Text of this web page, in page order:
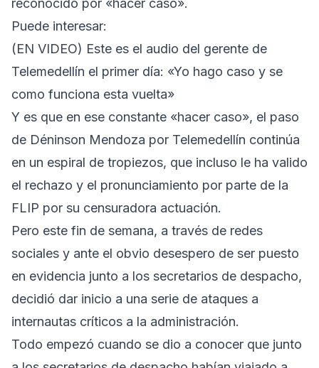
reconocido por «hacer caso».
Puede interesar:
(EN VIDEO) Este es el audio del gerente de
Telemedellín el primer día: «Yo hago caso y se
como funciona esta vuelta»
Y es que en ese constante «hacer caso», el paso
de Déninson Mendoza por Telemedellín continúa
en un espiral de tropiezos, que incluso le ha valido
el rechazo y el pronunciamiento por parte de la
FLIP por su censuradora actuación.
Pero este fin de semana, a través de redes
sociales y ante el obvio desespero de ser puesto
en evidencia junto a los secretarios de despacho,
decidió dar inicio a una serie de ataques a
internautas críticos a la administración.
Todo empezó cuando se dio a conocer que junto